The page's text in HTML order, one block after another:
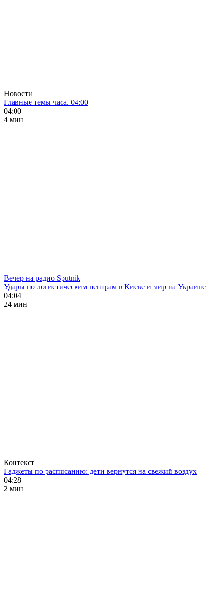
Новости
Главные темы часа. 04:00
04:00
4 мин
Вечер на радио Sputnik
Удары по логистическим центрам в Киеве и мир на Украине
04:04
24 мин
Контекст
Гаджеты по расписанию: дети вернутся на свежий воздух
04:28
2 мин